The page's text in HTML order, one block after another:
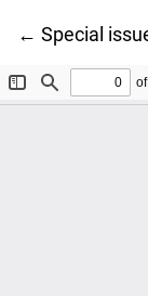
←Ritorna ai
Special